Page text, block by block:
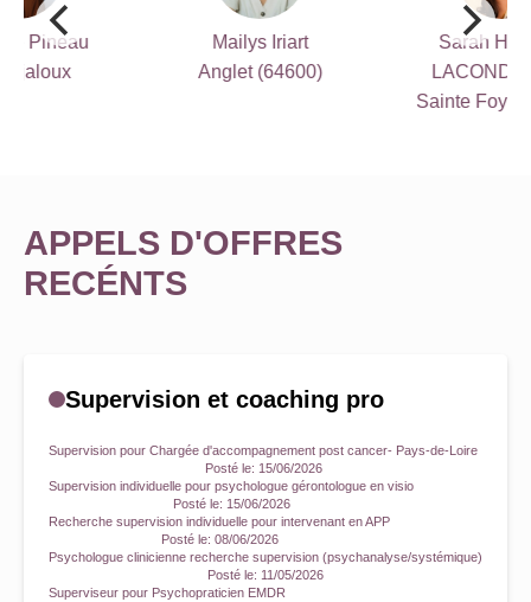
Anglet (64600)
Sarah HAUËT-
LACONDEMINE
Sainte Foy Les Lyon
APPELS D'OFFRES
RECÉNTS
Supervision et coaching pro
Supervision pour Chargée d'accompagnement post cancer- Pays-de-Loire
Posté le: 15/06/2026
Supervision individuelle pour psychologue gérontologue en visio
Posté le: 15/06/2026
Recherche supervision individuelle pour intervenant en APP
Posté le: 08/06/2026
Psychologue clinicienne recherche supervision (psychanalyse/systémique)
Posté le: 11/05/2026
Superviseur pour Psychopraticien EMDR